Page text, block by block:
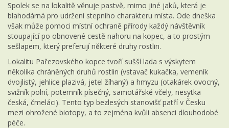
Spolek se na lokalitě věnuje pastvě, mimo jiné jaků, která je
blahodárná pro udržení stepního charakteru místa. Ode dneška
však může pomoci místní ochraně přírody každý návštěvník
stoupající po obnovené cestě nahoru na kopec, a to prostým
sešlapem, který preferují některé druhy rostlin.
Lokalitu Pařezovského kopce tvoří sušší lada s výskytem
několika chráněných druhů rostlin (vstavač kukačka, vemeník
dvojlistý, jehlice plazivá, jetel žíhaný) a hmyzu (otakárek ovocný,
svižník polní, potemník písečný, samotářské včely, nesytka
česká, čmeláci). Tento typ bezlesých stanovišť patří v Česku
mezi ohrožené biotopy, a to zejména kvůli absenci dlouhodobé
péče.